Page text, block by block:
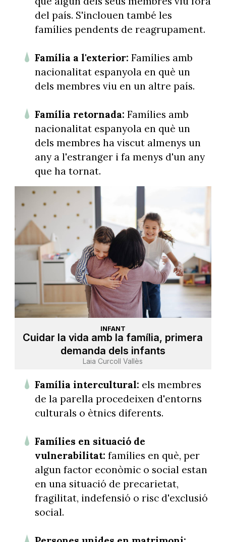
del país. S'inclouen també les
famílies pendents de reagrupament.
Família a l'exterior: Famílies amb
nacionalitat espanyola en què un
dels membres viu en un altre país.
Família retornada: Famílies amb
nacionalitat espanyola en què un
dels membres ha viscut almenys un
any a l'estranger i fa menys d'un any
que ha tornat.
INFANT
Cuidar la vida amb la família, primera
demanda dels infants
Laia Curcoll Vallès
Família intercultural: els membres
de la parella procedeixen d'entorns
culturals o ètnics diferents.
Famílies en situació de
vulnerabilitat: famílies en què, per
algun factor econòmic o social estan
en una situació de precarietat,
fragilitat, indefensió o risc d'exclusió
social.